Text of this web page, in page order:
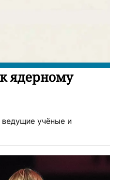
ядерному